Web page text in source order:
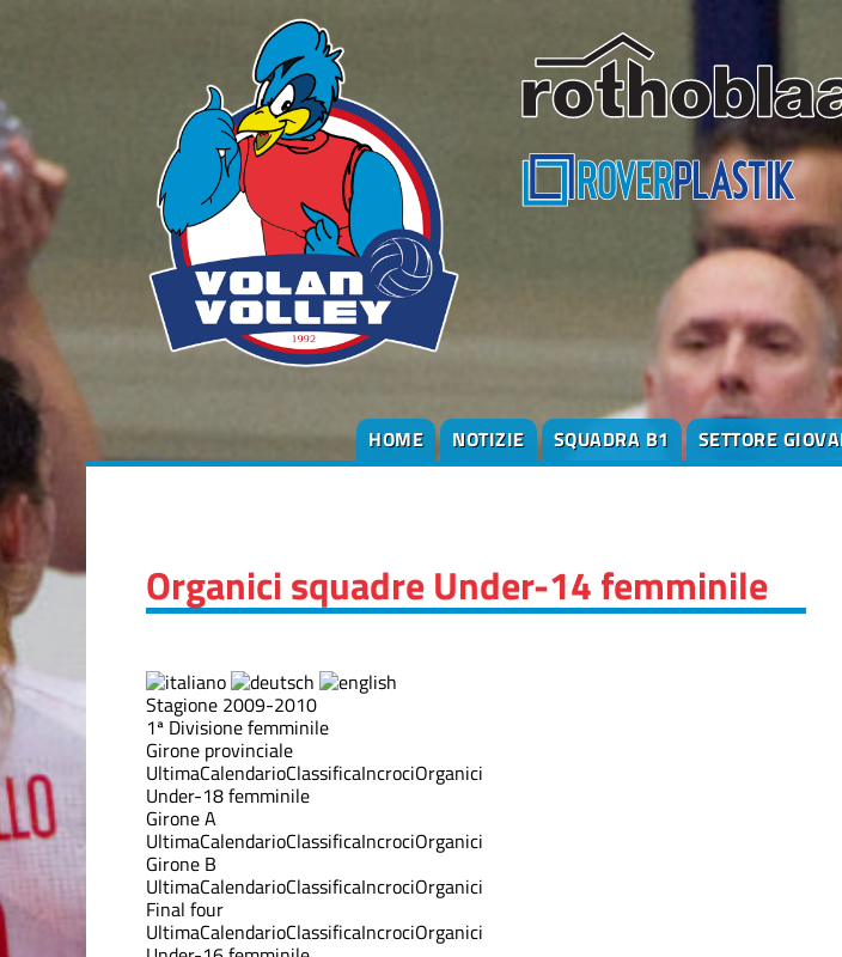
HOME NOTIZIE SQUADRA B1 SETTORE
Organici squadre Under-14 femminile
Stagione 2009-2010
1ª Divisione femminile
Girone provinciale
UltimaCalendarioClassificaIncrociOrganici
Under-18 femminile
Girone A
UltimaCalendarioClassificaIncrociOrganici
Girone B
UltimaCalendarioClassificaIncrociOrganici
Final four
UltimaCalendarioClassificaIncrociOrganici